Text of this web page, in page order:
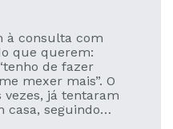
à consulta com
que querem:
de fazer
mexer mais”. O
já tentaram
casa, seguindo